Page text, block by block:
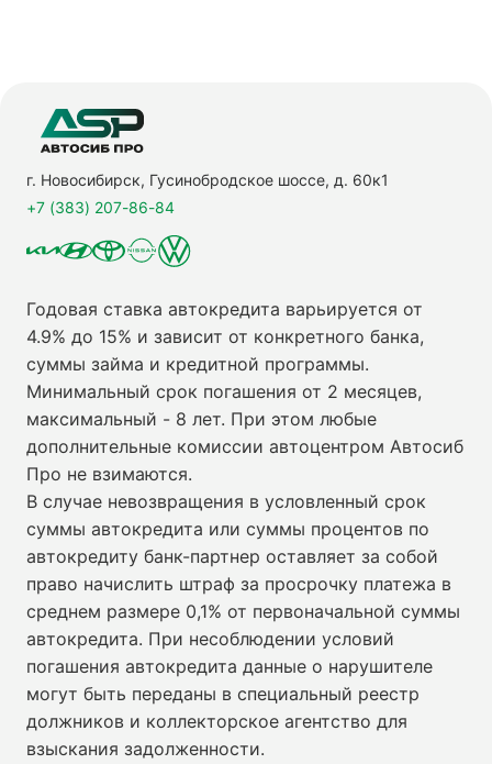
г. Новосибирск, Гусинобродское шоссе, д. 60к1
+7 (383) 207-86-84
Годовая ставка автокредита варьируется от
4.9% до 15% и зависит от конкретного банка,
суммы займа и кредитной программы.
Минимальный срок погашения от 2 месяцев,
максимальный - 8 лет. При этом любые
дополнительные комиссии автоцентром Автосиб
Про не взимаются.
В случае невозвращения в условленный срок
суммы автокредита или суммы процентов по
автокредиту банк-партнер оставляет за собой
право начислить штраф за просрочку платежа в
среднем размере 0,1% от первоначальной суммы
автокредита. При несоблюдении условий
погашения автокредита данные о нарушителе
могут быть переданы в специальный реестр
должников и коллекторское агентство для
взыскания задолженности.